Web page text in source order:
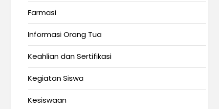
Farmasi
Informasi Orang Tua
Keahlian dan Sertifikasi
Kegiatan Siswa
Kesiswaan